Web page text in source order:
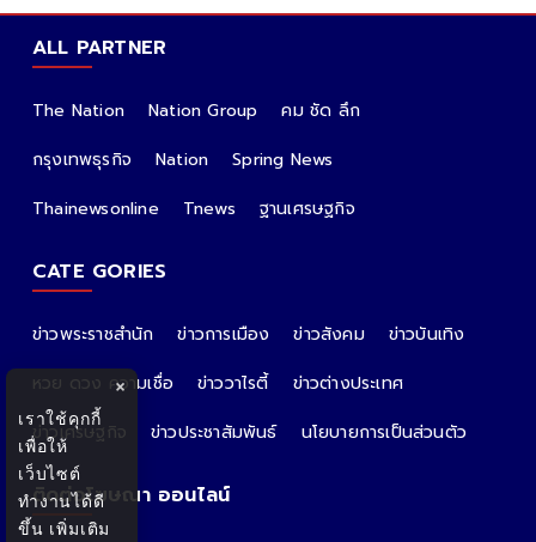
ALL PARTNER
The Nation Nation Group
คม ชัด ลึก
กรุงเทพธุรกิจ
Nation
Spring News
Thainewsonline
Tnews ฐานเศรษฐกิจ
CATE GORIES
ข่าวพระราชสำนัก ข่าวการเมือง ข่าวสังคม
ข่าวบันเทิง
หวย ดวง ความเชื่อ
ข่าววาไรตี้
ข่าวต่างประเทศ
ข่าวเศรษฐกิจ
ข่าวประชาสัมพันธ์ นโยบายการเป็นส่วนตัว
ติดต่อโฆษณา ออนไลน์
×
เราใช้คุกกี้
เพื่อให้
เว็บไซต์
ทำงานได้ดี
ขึ้น เพิ่มเติม